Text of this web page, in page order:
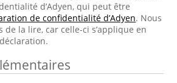
d’Adyen, qui peut être
de confidentialité d’Adyen. Nous
de la lire, car celle-ci s’applique en